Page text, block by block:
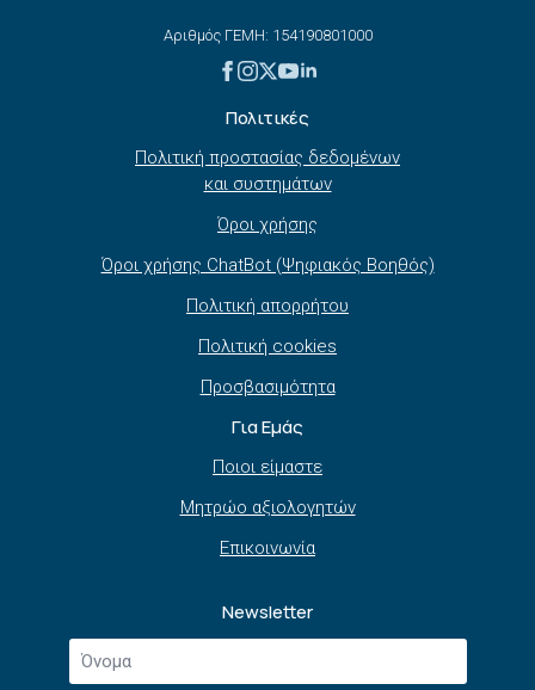
Αριθμός ΓΕΜΗ: 154190801000
Πολιτικές
Πολιτική προστασίας δεδομένων
και συστημάτων
Όροι χρήσης
Όροι χρήσης ChatBot (Ψηφιακός Βοηθός)
Πολιτική απορρήτου
Πολιτική cookies
Προσβασιμότητα
Για Εμάς
Ποιοι είμαστε
Μητρώο αξιολογητών
Επικοινωνία
Newsletter
Όνομα